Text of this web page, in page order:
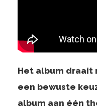
Het album draait
een bewuste
album aan één